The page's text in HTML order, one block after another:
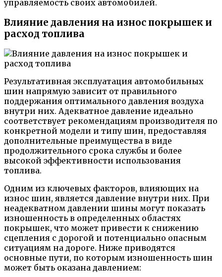
управляемость своих автомобилей.
Влияние давления на износ покрышек и
расход топлива
Результативная эксплуатация автомобильных
шин напрямую зависит от правильного
поддержания оптимального давления воздуха
внутри них. Адекватное давление идеально
соответствует рекомендациям производителя по
конкретной модели и типу шин, предоставляя
дополнительные преимущества в виде
продолжительного срока службы и более
высокой эффективности использования
топлива.
Одним из ключевых факторов, влияющих на
износ шин, является давление внутри них. При
неадекватном давлении шины могут показать
изношенность в определенных областях
покрышек, что может привести к снижению
сцепления с дорогой и потенциально опасным
ситуациям на дороге. Ниже приводятся
основные пути, по которым изношенность шин
может быть оказана давлением: